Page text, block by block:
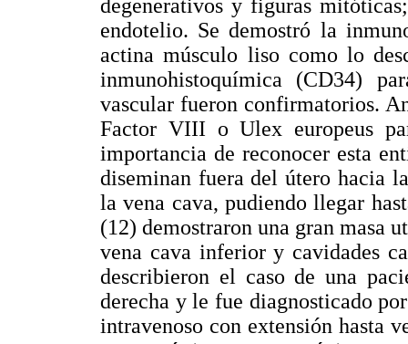
degenerativos y figuras
endotelio. Se demostró la
actina músculo liso como lo
inmunohistoquímica (CD34)
vascular fueron confirmatorios.
Factor VIII o Ulex europeus
importancia de reconocer esta
diseminan fuera del útero hacia
la vena cava, pudiendo llegar
(12) demostraron una gran masa
vena cava inferior y cavidades
describieron el caso de una
derecha y le fue diagnosticado
intravenoso con extensión hasta